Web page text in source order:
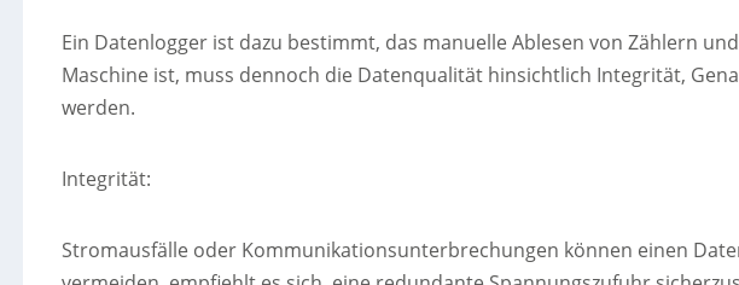
Ein Datenlogger ist dazu bestimmt, das manuelle Ablesen von Zählern
Maschine ist, muss dennoch die Datenqualität hinsichtlich Integrität,
werden.
Integrität:
Stromausfälle oder Kommunikationsunterbrechungen können einen